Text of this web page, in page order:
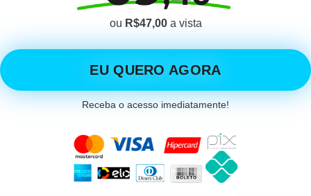
ou R$47,00a vista
EU QUERO AGORA
Receba o acesso imediatamente!